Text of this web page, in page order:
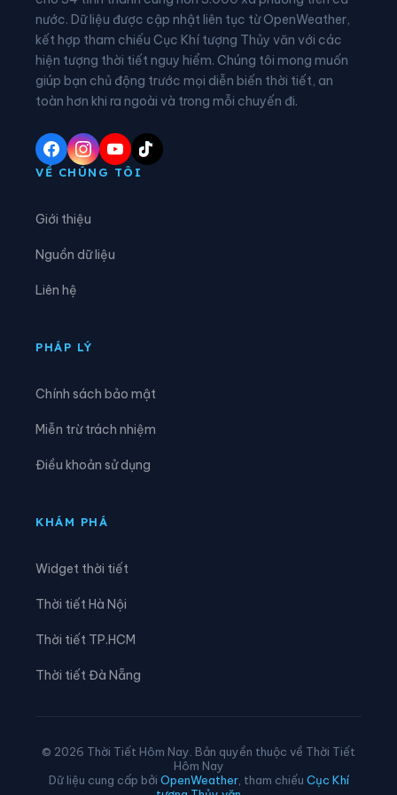
Xã Đại Đồng Xã Diên Hà
Xã Đoàn Đào Xã Đồng Bằng
Xã Đồng Châu Xã Đông Hưng
Xã Đông Thái Ninh
Xã Đông Tiền Hải
Xã Hưng Phú
Xã Nam Cường
Xã Phụ Dực
nước. Dữ liệu được cập nhật liên tục từ OpenWeather,
kết hợp tham chiếu Cục Khí tượng Thủy văn với các
hiện tượng thời tiết nguy hiểm. Chúng tôi mong muốn
giúp bạn chủ động trước mọi diễn biến thời tiết, an
toàn hơn khi ra ngoài và trong mỗi chuyến đi.
VỀ CHÚNG TÔI
Giới thiệu
Nguồn dữ liệu
Liên hệ
PHÁP LÝ
Chính sách bảo mật
Miễn trừ trách nhiệm
Điều khoản sử dụng
KHÁM PHÁ
Widget thời tiết
Thời tiết Hà Nội
Thời tiết TP.HCM
Thời tiết Đà Nẵng
© 2026 Thời Tiết Hôm Nay. Bản quyền thuộc về Thời Tiết
Hôm Nay
Dữ liệu cung cấp bởi OpenWeather, tham chiếu Cục Khí